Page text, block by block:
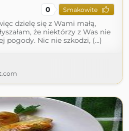
0 Smakowite
dzielę się z Wami małą,
że niektórzy z Was nie
pogody. Nic nie szkodzi, (...)